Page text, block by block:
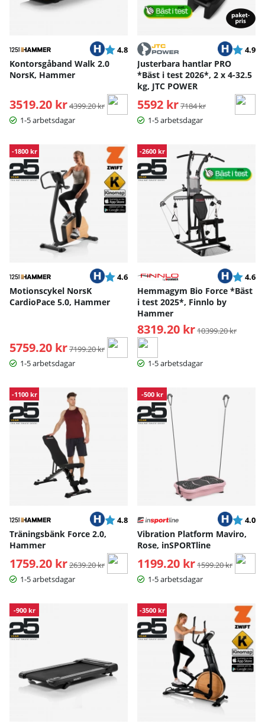
Betyg:
4.8 utav 5 stjärnor
Kontorsgåband Walk 2.0
NorsK, Hammer
3519.20 kr Ordinarie pris:
4399.20 kr
1-5 arbetsdagar
Betyg:
4.9
Justerbara hantlar PRO
*Bäst i test 2026*, 2 x 4-32.5
kg, JTC POWER
5592 krOrdinarie pris:
7184 kr
1-5 arbetsdagar
-1800 kr
Betyg:
4.6 utav 5 stjärnor
Motionscykel NorsK
CardioPace 5.0, Hammer
5759.20 krOrdinarie pris:
7199.20 kr
1-5 arbetsdagar
-2600 kr
Betyg:
4.6
Hemmagym Bio Force *Bäst
i test 2025*, Finnlo by
Hammer
8319.20 kr Ordinarie pris:
10399.20 kr
1-5 arbetsdagar
-1100 kr
Betyg:
4.8 utav 5 stjärnor
Träningsbänk Force 2.0,
Hammer
1759.20 kr Ordinarie pris:
2639.20 kr
1-5 arbetsdagar
-500 kr
Betyg:
4.0
Vibration Platform Maviro,
Rose, inSPORTline
1199.20 kr Ordinarie pris:
1599.20 kr
1-5 arbetsdagar
-900 kr -3500 kr